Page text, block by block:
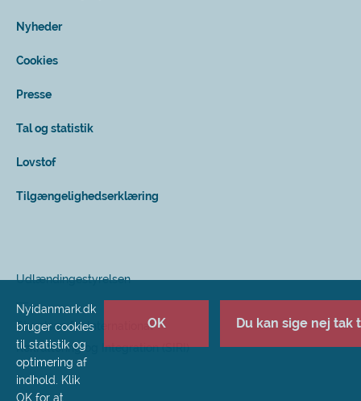
Nyheder
Cookies
Presse
Tal og statistik
Lovstof
Tilgængelighedserklæring
Udlændingestyrelsen
Styrelsen for International
Rekruttering og Integration (SIRI)
Nyidanmark.dk
bruger cookies
til statistik og
optimering af
indhold. Klik
OK for at
OK Du kan sige nej tak